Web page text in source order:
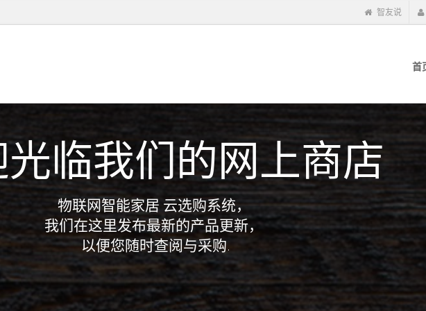
智友说
首
临我们的网上商店
物联网智能家居 云选购系统，
我们在这里发布最新的产品更新，
以便您随时查阅与采购.